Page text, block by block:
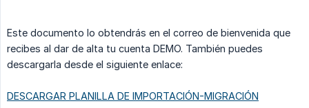
Este documento lo obtendrás en el correo de bienvenida que
recibes al dar de alta tu cuenta DEMO. También puedes
descargarla desde el siguiente enlace:
DESCARGAR PLANILLA DE IMPORTACIÓN-MIGRACIÓN